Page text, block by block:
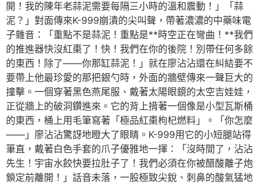
開！我的陳年老蒜泥需要每隔三小時的溫和震動！」「蒜
泥？」對面傳來K-999崩潰的尖叫聲，帶著濃濃的中藥味電
子雜音：「重點不是蒜泥！重點是**時空正在彎曲！**我們
的推進器快沒紅棗了！快！我們在你的後院！別帶任何多餘
的東西！除了——你那缸蒜泥！」就在廖沾沾還在糾結要不
要帶上他最珍愛的那把銀勺時，外面的牆壁傳來一聲巨大的
撞擊。一個穿著黑色燕尾服、戴著太陽眼鏡的太空吉娃娃，
正從牆上的破洞鑽進來。它的背上揹著一個像是小型瓦斯桶
的東西，桶上用毛筆寫著「極品紅棗枸杞燃料」。「你怎麼
——」廖沾沾驚訝地瞪大了眼睛。K-999用它的小短腿站得
筆直，戴著白色手套的爪子優雅地一揮：「沒時間了，沾沾
先生！宇宙水餃快要拉肚子了！我們必須在你被醋酸離子炮
鎖定前離開！」話音未落，一股極致尖銳、刺鼻的酸氣猛地